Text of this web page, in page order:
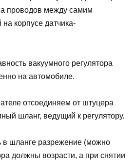
проводов между самим
на корпусе датчика-
вакуумного регулятора
на автомобиле.
отсоединяем от штуцера
шланг, ведущий к регулятору.
в шланге разрежение (можно
должны возрасти, а при снятии